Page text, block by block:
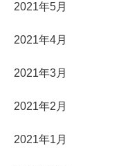
2021年5月
2021年4月
2021年3月
2021年2月
2021年1月